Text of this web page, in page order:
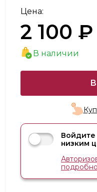
Цена:
2 100 ₽
В наличии
Войдите
низким